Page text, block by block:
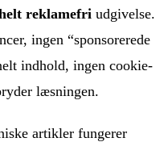
reklamefri udgivelse.
ingen “sponsorerede
indhold, ingen cookie-
læsningen.
artikler fungerer